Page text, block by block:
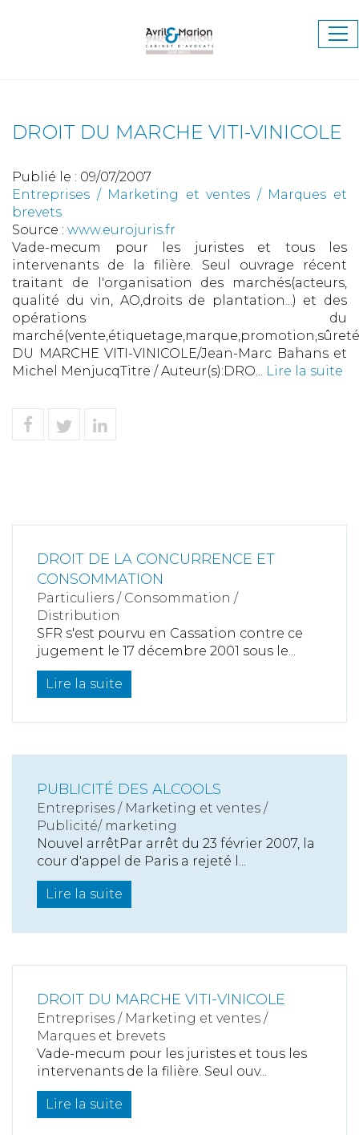
DROIT DU MARCHE VITI-VINICOLE
Publié le : 09/07/2007
Entreprises / Marketing et ventes / Marques et
brevets
Source : www.eurojuris.fr
Vade-mecum pour les juristes et tous les
intervenants de la filière. Seul ouvrage récent
traitant de l'organisation des marchés(acteurs,
qualité du vin, AO,droits de plantation...) et des
opérations du
DU MARCHE VITI-VINICOLE/Jean-Marc Bahans et
Michel MenjucqTitre / Auteur(s):DRO... Lire la suite
DROIT DE LA CONCURRENCE ET
CONSOMMATION
Particuliers / Consommation /
Distribution
SFR s'est pourvu en Cassation contre ce
jugement le 17 décembre 2001 sous le...
Lire la suite
PUBLICITÉ DES ALCOOLS
Entreprises / Marketing et ventes /
Publicité/ marketing
Nouvel arrêtPar arrêt du 23 février 2007, la
cour d'appel de Paris a rejeté l...
Lire la suite
DROIT DU MARCHE VITI-VINICOLE
Entreprises / Marketing et ventes /
Marques et brevets
Vade-mecum pour les juristes et tous les
intervenants de la filière. Seul ouv...
Lire la suite